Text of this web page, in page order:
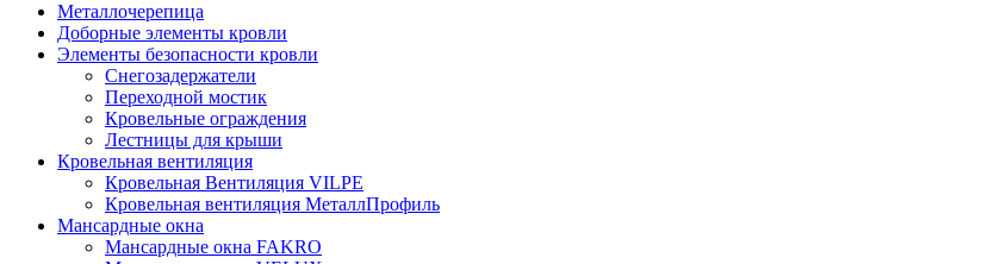
Металлочерепица
Доборные элементы кровли
Элементы безопасности кровли
Снегозадержатели
Переходной мостик
Кровельные ограждения
Лестницы для крыши
Кровельная вентиляция
Кровельная Вентиляция VILPE
Кровельная вентиляция МеталлПрофиль
Мансардные окна
Мансардные окна FAKRO